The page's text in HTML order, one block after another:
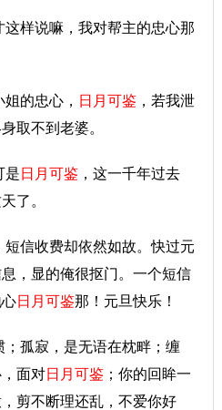
这样说嘛，我对帮主的忠心那
的忠心， 日月可鉴，若我泄
取不到老婆。
是 日月可鉴，这一千年过去
了。
短信收费却依然如故。快过元
，显的俺很抠门。一个短信
日月可鉴那！元旦快乐！
；孤寂，是无语在枕畔；缠
面对日月可鉴；你的回眸一
剪不断理还乱，不爱你好